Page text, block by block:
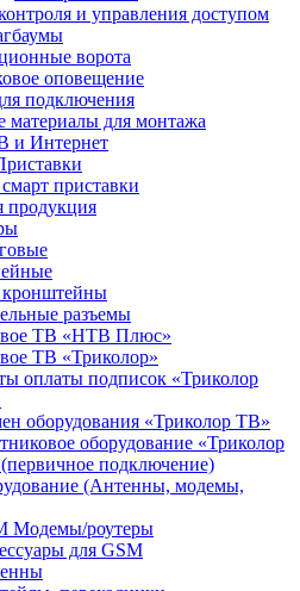
и управления доступом
ворота
оповещение
подключения
материалы для монтажа
и Интернет
приставки
продукция
разъемы
ТВ «НТВ Плюс»
ТВ «Триколор»
оплаты подписок «Триколор
оборудования «Триколор ТВ»
оборудование «Триколор
подключение)
(Антенны, модемы,
Модемы/роутеры
для GSM